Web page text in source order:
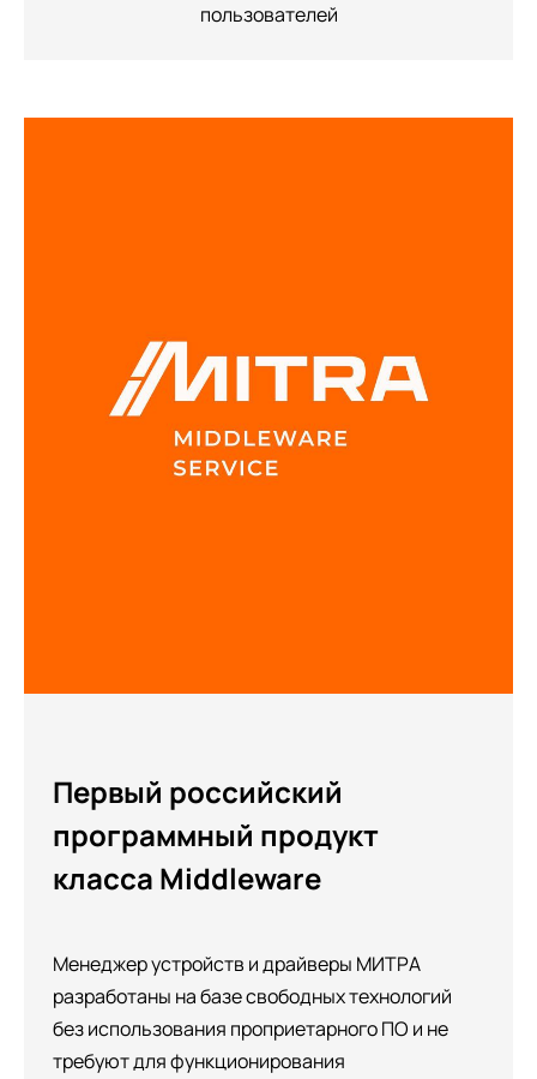
пользователей
Первый российский
программный продукт
класса Middleware
Менеджер устройств и драйверы МИТРА
разработаны на базе свободных технологий
без использования проприетарного ПО и не
требуют для функционирования